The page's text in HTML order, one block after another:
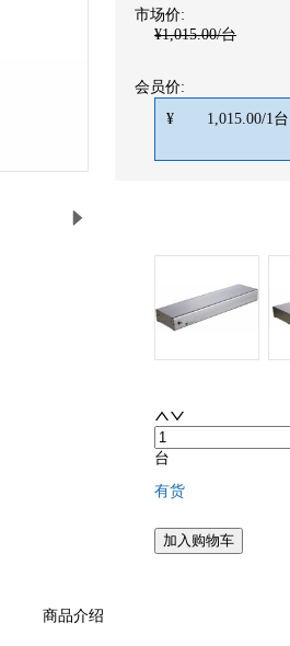
市场价:
¥1,015.00/台
会员价:
¥
1,015.00/1台
台
有货
加入购物车
商品介绍